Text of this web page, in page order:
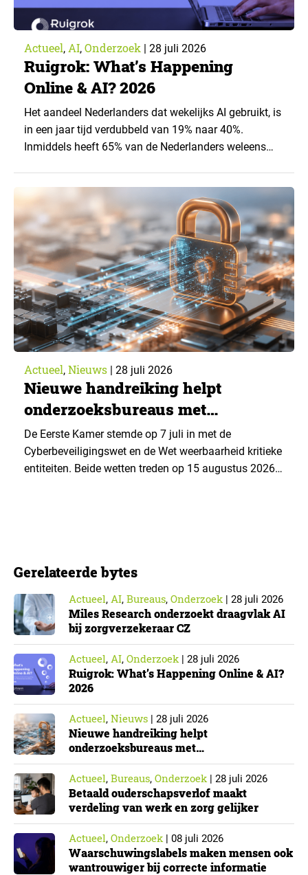
Actueel, AI, Onderzoek | 28 juli 2026
Ruigrok: What’s Happening
Online & AI? 2026
Het aandeel Nederlanders dat wekelijks AI gebruikt, is
in een jaar tijd verdubbeld van 19% naar 40%.
Inmiddels heeft 65% van de Nederlanders weleens
van What’s Happening Online & AI? 2026, het
jaarlijkse trendrapport van Ruigrok onderzoek &
advies over…
Actueel, Nieuws | 28 juli 2026
Nieuwe handreiking helpt
onderzoeksbureaus met
Cyberbeveiligingswet
De Eerste Kamer stemde op 7 juli in met de
Cyberbeveiligingswet en de Wet weerbaarheid kritieke
entiteiten. Beide wetten treden op 15 augustus 2026
onderzoeksorganisatie. De toepasselijkheid…
Gerelateerde bytes
Actueel, AI, Bureaus, Onderzoek| 28 juli 2026
Miles Research onderzoekt draagvlak AI
bij zorgverzekeraar CZ
Actueel, AI, Onderzoek| 28 juli 2026
Ruigrok: What’s Happening Online & AI?
2026
Actueel, Nieuws | 28 juli 2026
Nieuwe handreiking helpt
onderzoeksbureaus met
Cyberbeveiligingswet
Actueel, Bureaus, Onderzoek| 28 juli 2026
Betaald ouderschapsverlof maakt
verdeling van werk en zorg gelijker
Actueel, Onderzoek| 08 juli 2026
Waarschuwingslabels maken mensen ook
wantrouwiger bij correcte informatie